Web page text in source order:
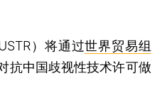
）将通过世界贸易组
抗中国歧视性技术许可做